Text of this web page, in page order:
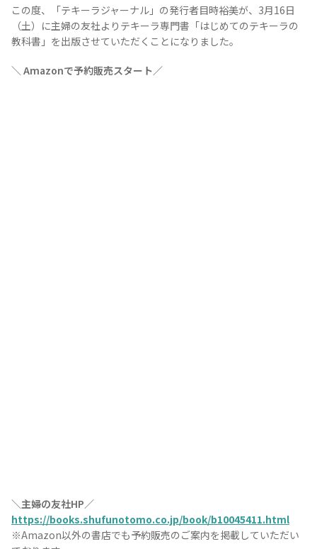
お問合せ
Contact
バー＆レストラン
Bar & Restaurant
テキーラの飲み方 テキーラマップ
この度、「テキーラジャーナル」の発行者目時裕美が、3月16日
（土）に主婦の友社よりテキーラ専門書「はじめてのテキーラの
教科書」を出版させていただくことになりました。
＼ Amazonで予約販売スタート／
＼主婦の友社HP／
https://books.shufunotomo.co.jp/book/b10045411.html
※Amazon以外の書店でも予約販売のご案内を掲載していただい